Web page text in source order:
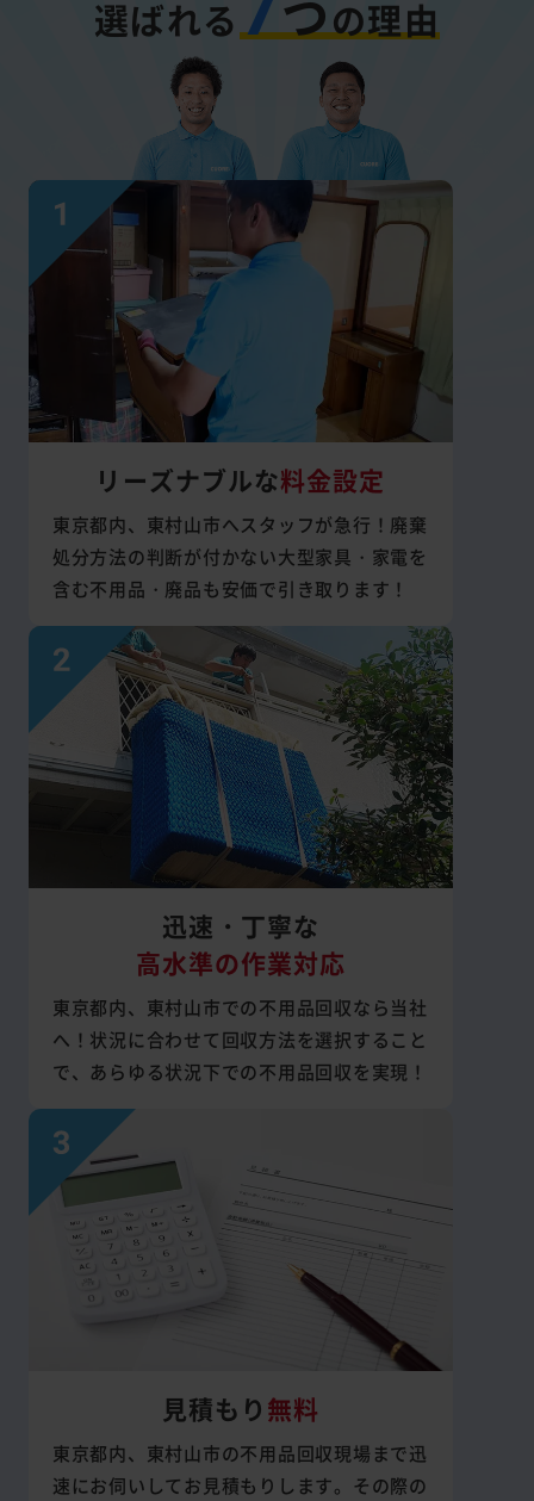
選ばれる つの理由
リーズナブルな料金設定
東京都内、東村山市へスタッフが急行！廃棄
処分方法の判断が付かない大型家具・家電を
含む不用品・廃品も安価で引き取ります！
迅速・丁寧な
高水準の作業対応
東京都内、東村山市での不用品回収なら当社
へ！状況に合わせて回収方法を選択すること
で、あらゆる状況下での不用品回収を実現！
見積もり 無料
東京都内、東村山市の不用品回収現場まで迅
速にお伺いしてお見積もりします。その際の